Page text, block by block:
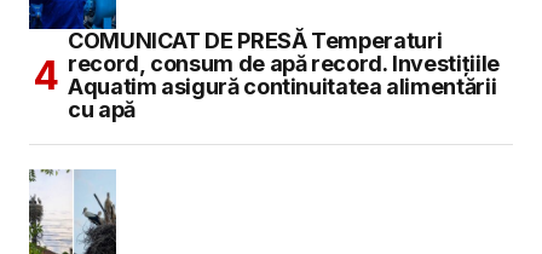
COMUNICAT DE PRESĂ Temperaturi
record, consum de apă record. Investițiile
Aquatim asigură continuitatea alimentării
cu apă